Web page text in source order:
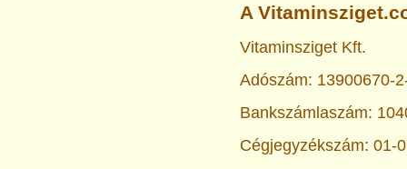
A
Vitaminsziget Kft.
Adószám: 13900670-
Bankszámlaszám:
Cégjegyzékszám: 01-